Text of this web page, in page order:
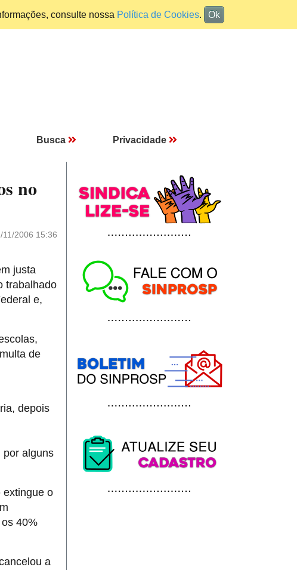
consulte nossa Política de Cookies. Ok
Busca Privacidade
no
2006 15:36
justa
trabalhado
e,
de
depois
por alguns
extingue o
os 40%
a